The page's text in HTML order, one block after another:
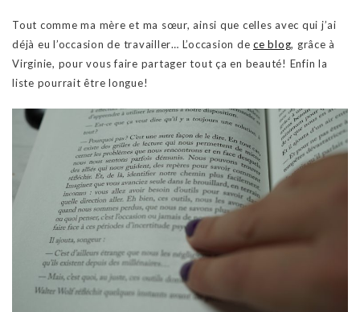
Tout comme ma mère et ma sœur, ainsi que celles avec qui j’ai
déjà eu l’occasion de travailler… L’occasion de ce blog, grâce à
Virginie, pour vous faire partager tout ça en beauté! Enfin la
liste pourrait être longue!